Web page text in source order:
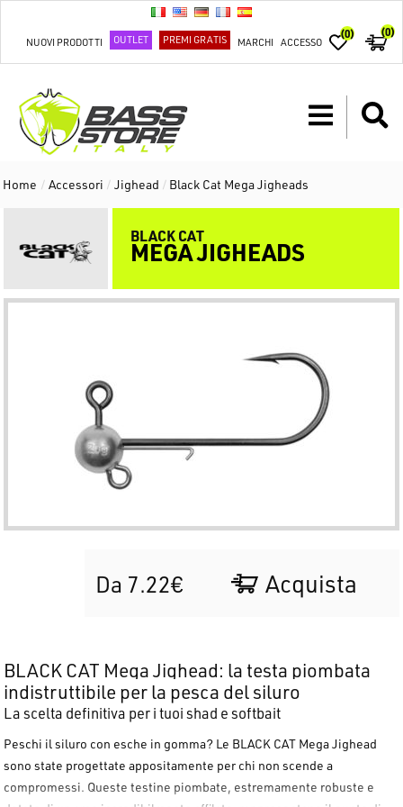
NUOVI PRODOTTI OUTLET PREMI GRATIS MARCHI ACCESSO
(0) (0)
Home / Accessori / Jighead / Black Cat Mega Jigheads
BLACK CAT
MEGA JIGHEADS
Da 7.22€ Acquista
BLACK CAT Mega Jighead: la testa piombata
indistruttibile per la pesca del siluro
La scelta definitiva per i tuoi shad e softbait
Peschi il siluro con esche in gomma? Le BLACK CAT Mega Jighead
sono state progettate appositamente per chi non scende a
compromessi. Queste testine piombate, estremamente robuste e